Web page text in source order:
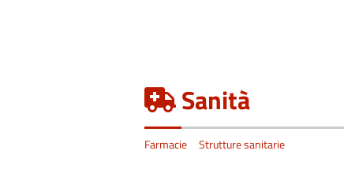
Sanità
Farmacie Strutture sanitarie